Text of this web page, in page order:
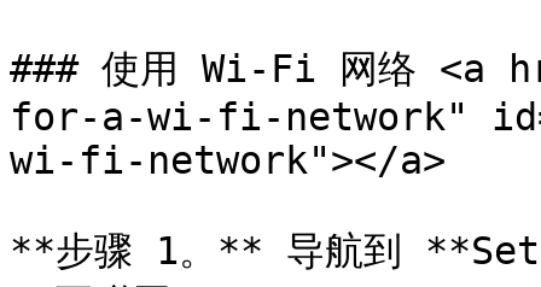
### 使用 Wi-Fi 网络 <a
for-a-wi-fi-network"
wi-fi-network"></a>
**步骤 1。** 导航到